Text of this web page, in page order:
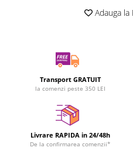
Adauga la
Transport GRATUIT
la comenzi peste 350 LEI
Livrare RAPIDA in 24/48h
De la confirmarea comenzii*